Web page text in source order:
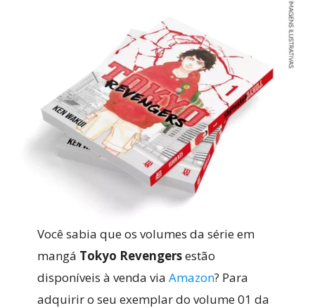
Você sabia que os volumes da série em
mangá Tokyo Revengersestão
disponíveis à venda via Amazon? Para
adquirir o seu exemplar do volume 01 da